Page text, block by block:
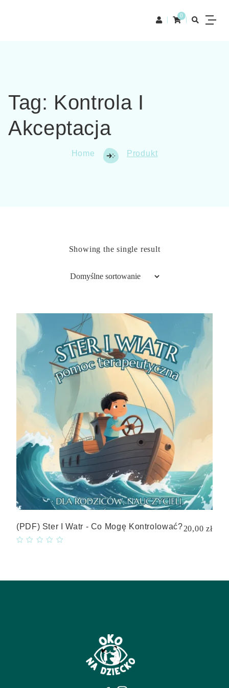
0
Tag: Kontrola I
Akceptacja
Home Produkt
Showing the single result
(PDF) Ster I Watr - Co Mogę Kontrolować?20,00 zł